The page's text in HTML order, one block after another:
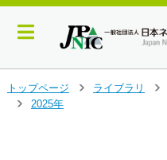
トップページ
ライブラリ
2025年